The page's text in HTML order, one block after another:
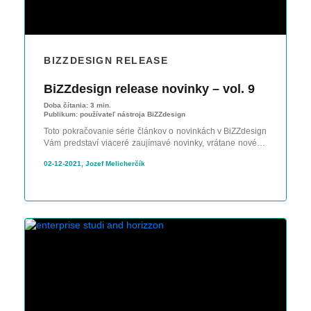
BIZZDESIGN RELEASE
BiZZdesign release novinky – vol. 9
Doba čítania: 3 min.
Publikum: používateľ nástroja BiZZdesign
Toto pokračovanie série článkov o novinkách v BiZZdesign
Vám predstaví viaceré zaujímavé novinky, vrátane nového
02-12-2021, Jozef Melicherčík